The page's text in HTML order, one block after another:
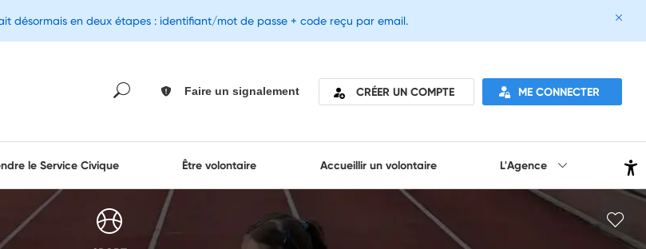
Faire un signalement CRÉER UN COMPTE ME CONNECTER
le Service Civique Être volontaire Accueillir un volontaire L'Agence
désormais en deux étapes : identifiant/mot de passe + code reçu par email.